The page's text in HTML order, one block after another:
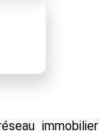
immobilier